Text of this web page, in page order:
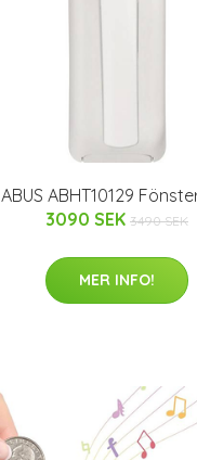
ABUS ABHT10129
3090 SEK 3490 SEK
MER INFO!